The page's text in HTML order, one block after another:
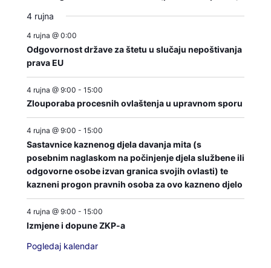
4 rujna
4 rujna @ 0:00
Odgovornost države za štetu u slučaju nepoštivanja
prava EU
4 rujna @ 9:00 - 15:00
Zlouporaba procesnih ovlaštenja u upravnom sporu
4 rujna @ 9:00 - 15:00
Sastavnice kaznenog djela davanja mita (s
posebnim naglaskom na počinjenje djela službene ili
odgovorne osobe izvan granica svojih ovlasti) te
kazneni progon pravnih osoba za ovo kazneno djelo
4 rujna @ 9:00 - 15:00
Izmjene i dopune ZKP-a
Pogledaj kalendar